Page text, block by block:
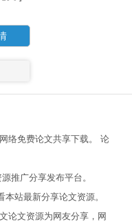
络免费论文共享下载。 论
推广分享发布平台。
站最新分享论文资源。
论文资源为网友分享，网